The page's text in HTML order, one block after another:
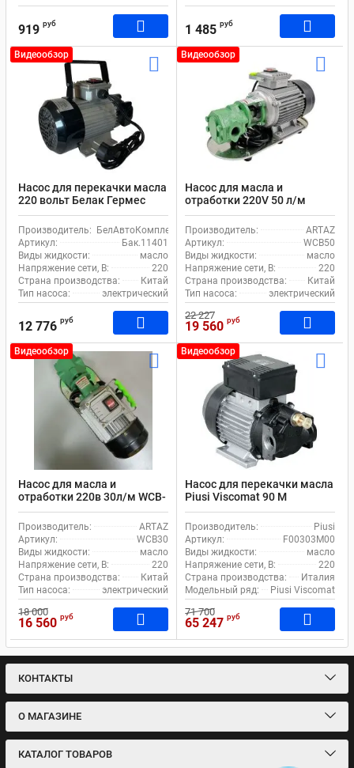
919 руб 1 485 руб
Видеообзор
Насос для перекачки масла
220 вольт Белак Гермес
Бак.11401
Производитель: БелАвтоКомплект
Артикул:
Бак.11401
Виды жидкости:
масло
Напряжение сети, В:
220
Страна производства:
Китай
Тип насоса:
электрический
12 776 руб
Видеообзор
Насос для масла и
отработки 220V 50 л/м
шестеренчатый WCB-50
Производитель:
ARTAZ
Артикул:
WCB50
Виды жидкости:
масло
Напряжение сети, В:
220
Страна производства:
Китай
Тип насоса:
электрический
22 227
19 560 руб
Видеообзор
Насос для масла и
отработки 220в 30л/м WCB-
30
Производитель:
ARTAZ
Артикул:
WCB30
Виды жидкости:
масло
Напряжение сети, В:
220
Страна производства:
Китай
Тип насоса:
электрический
18 000
16 560 руб
Видеообзор
Насос для перекачки масла
Piusi Viscomat 90 M
F00303M00
Производитель:
Piusi
Артикул:
F00303M00
Виды жидкости:
масло
Напряжение сети, В:
220
Страна производства:
Италия
Модельный ряд:
Piusi Viscomat
71 700
65 247 руб
КОНТАКТЫ
О МАГАЗИНЕ
КАТАЛОГ ТОВАРОВ